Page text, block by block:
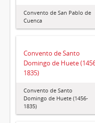
Convento de San Pablo de
Cuenca
Convento de Santo
Domingo de Huete
1835)
Convento de Santo
Domingo de Huete (1456-
1835)